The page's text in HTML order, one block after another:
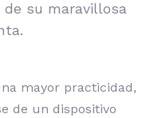
su maravillosa
mayor practicidad,
de un dispositivo